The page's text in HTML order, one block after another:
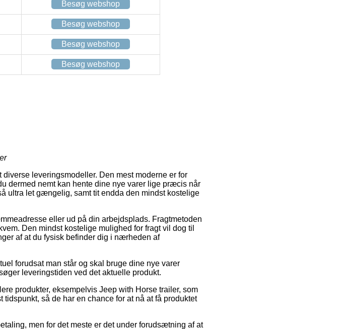
Besøg webshop
Besøg webshop
Besøg webshop
Besøg webshop
leveringsmodeller. Den mest moderne er for
dermed nemt kan hente dine nye varer lige præcis når
ultra let gængelig, samt tit endda den mindst kostelige
eller ud på din arbejdsplads. Fragtmetoden
Den mindst kostelige mulighed for fragt vil dog til
af at du fysisk befinder dig i nærheden af
forudsat man står og skal bruge dine nye varer
leveringstiden ved det aktuelle produkt.
produkter, eksempelvis Jeep with Horse trailer, som
så de har en chance for at nå at få produktet
men for det meste er det under forudsætning af at